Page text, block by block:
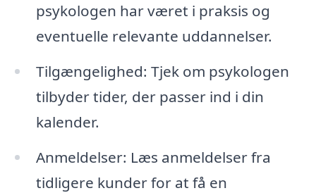
psykologen har været i praksis og
eventuelle relevante uddannelser.
Tilgængelighed: Tjek om psykologen
tilbyder tider, der passer ind i din
kalender.
Anmeldelser: Læs anmeldelser fra
tidligere kunder for at få en